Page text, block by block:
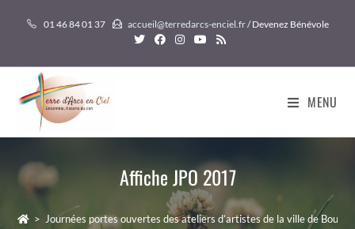
01 46 84 01 37 accueil@terredarcs-enciel.fr/ Devenez Bénévole
MENU
Affiche JPO 2017
> Journées portes ouvertes des ateliers d’artistes de la ville de